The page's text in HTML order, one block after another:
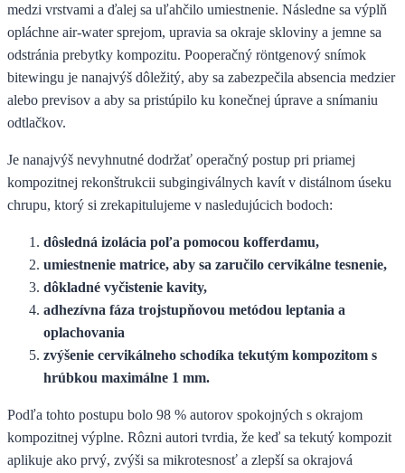
medzi vrstvami a ďalej sa uľahčilo umiestnenie. Následne sa výplň
opláchne air-water sprejom, upravia sa okraje skloviny a jemne sa
odstránia prebytky kompozitu. Pooperačný röntgenový snímok
bitewingu je nanajvýš dôležitý, aby sa zabezpečila absencia medzier
alebo previsov a aby sa pristúpilo ku konečnej úprave a snímaniu
odtlačkov.
Je nanajvýš nevyhnutné dodržať operačný postup pri priamej
kompozitnej rekonštrukcii subgingiválnych kavít v distálnom úseku
chrupu, ktorý si zrekapitulujeme v nasledujúcich bodoch:
dôsledná izolácia poľa pomocou kofferdamu,
umiestnenie matrice, aby sa zaručilo cervikálne tesnenie,
dôkladné vyčistenie kavity,
adhezívna fáza trojstupňovou metódou leptania a
oplachovania
zvýšenie cervikálneho schodíka tekutým kompozitom s
hrúbkou maximálne 1 mm.
Podľa tohto postupu bolo 98 % autorov spokojných s okrajom
kompozitnej výplne. Rôzni autori tvrdia, že keď sa tekutý kompozit
aplikuje ako prvý, zvýši sa mikrotesnosť a zlepší sa okrajová